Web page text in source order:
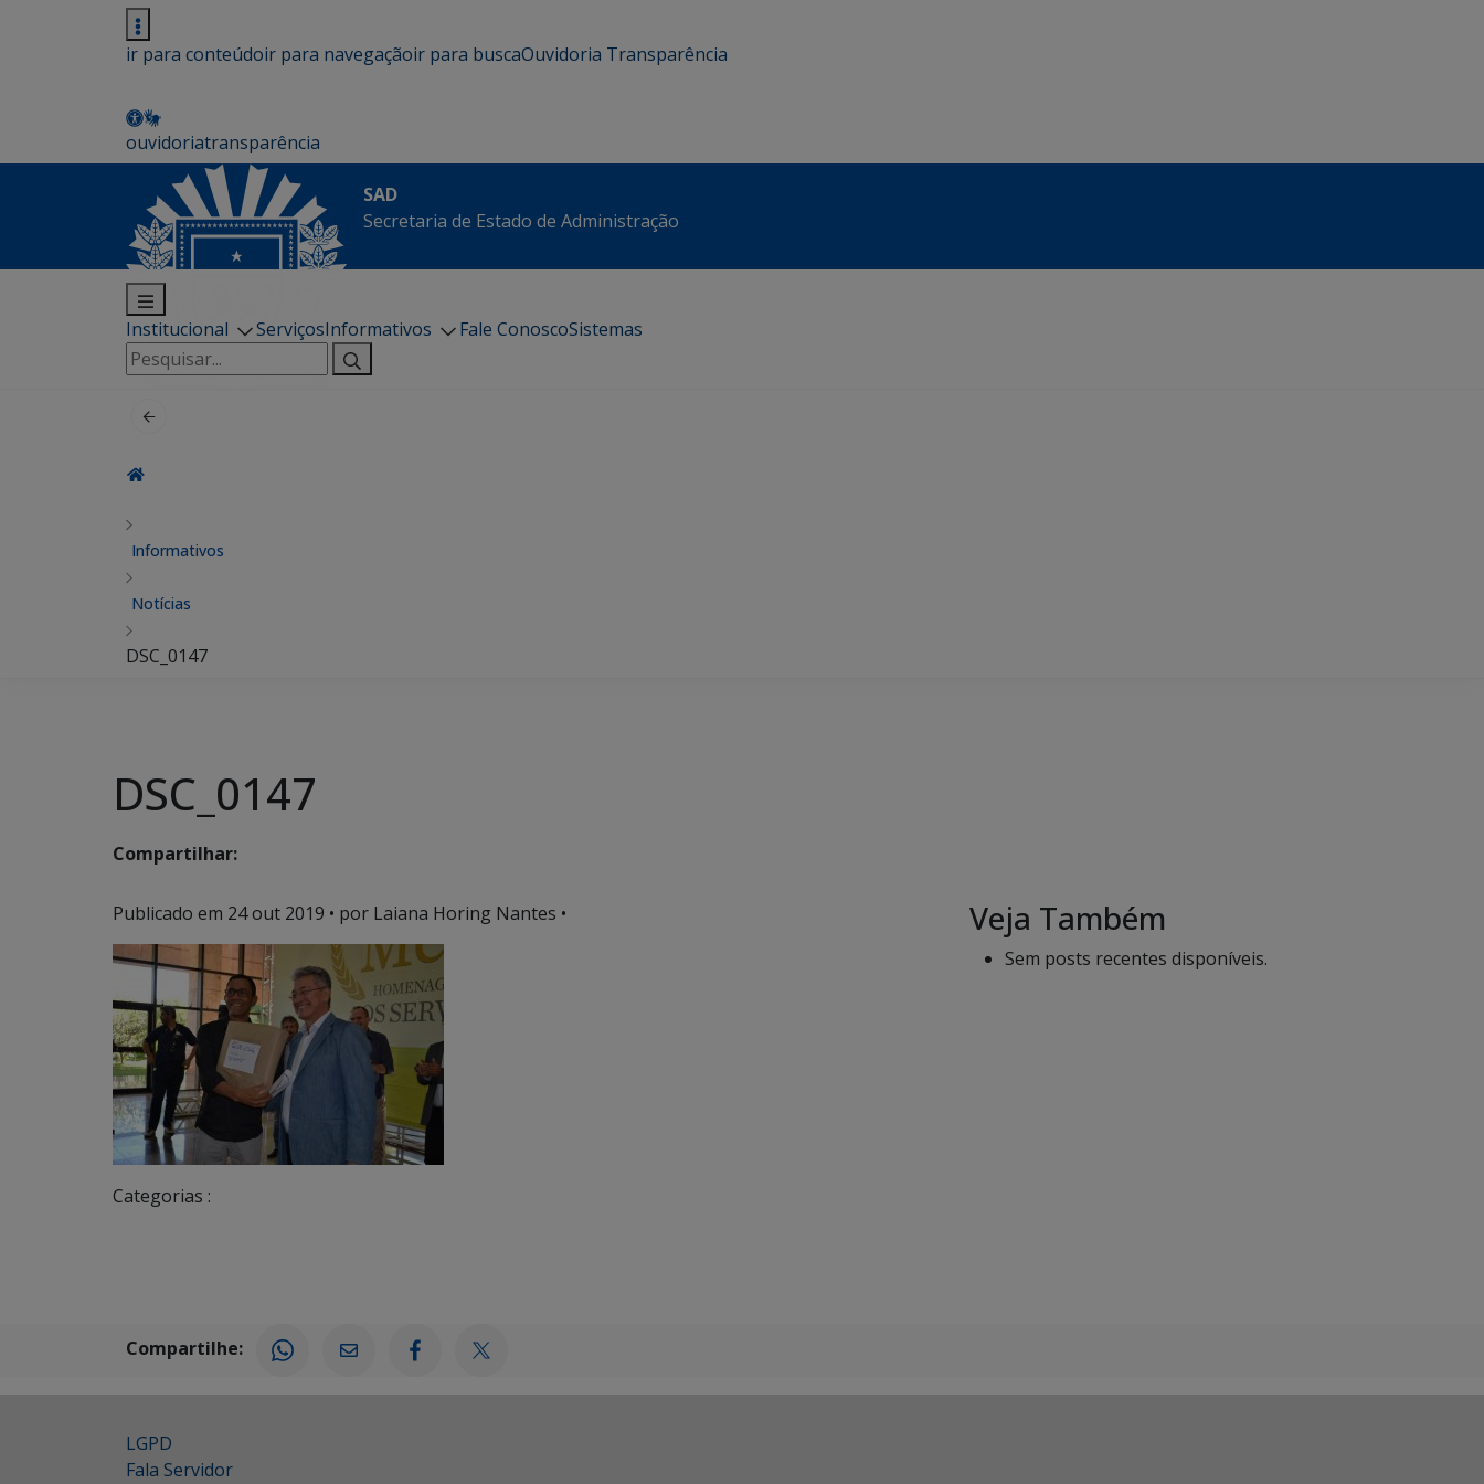
ir para conteúdoir para navegaçãoir para buscaOuvidoria Transparência
ouvidoriatransparência
SAD
Secretaria de Estado de Administração
Institucional ServiçosInformativos Fale ConoscoSistemas
Pesquisar
por:
Informativos
Notícias
DSC_0147
DSC_0147
Compartilhar:
Publicado em 24 out 2019 • por Laiana Horing Nantes •
Categorias :
Veja Também
Sem posts recentes disponíveis.
Compartilhe:
LGPD
Fala Servidor